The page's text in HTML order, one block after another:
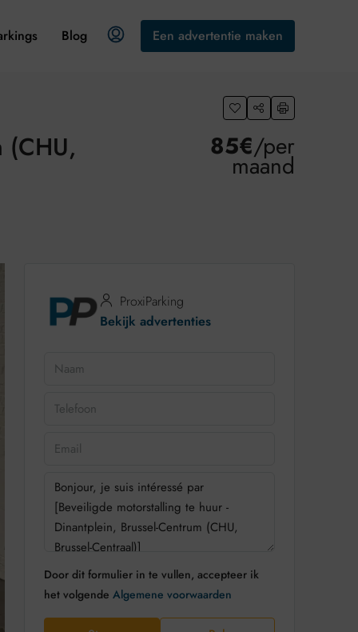
Blog Een advertentie maken
(CHU, 85€/per
maand
ProxiParking
Bekijk advertenties
Door dit formulier in te vullen, accepteer ik
het volgende Algemene voorwaarden